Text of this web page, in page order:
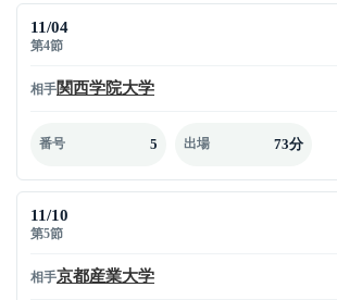
11/04
第4節
相手関西学院大学
番号 5 出場 73分
11/10
第5節
相手京都産業大学